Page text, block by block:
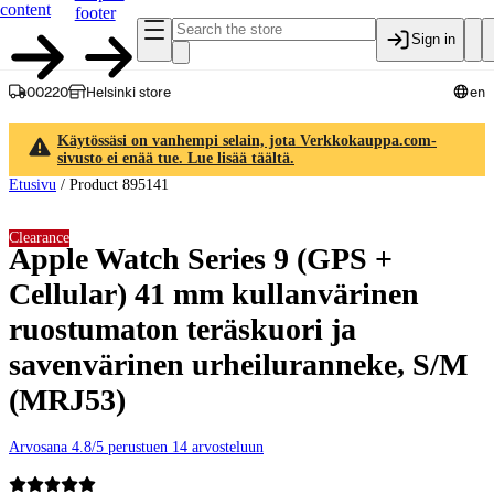
content
footer
Sign in
00220 Helsinki store en
Käytössäsi on vanhempi selain, jota Verkkokauppa.com-
sivusto ei enää tue. Lue lisää täältä.
Etusivu / Product 895141
Apple Watch Series 9 (GPS +
Cellular) 41 mm kullanvärinen
ruostumaton teräskuori ja
savenvärinen urheiluranneke, S/M
(MRJ53)
Arvosana 4.8/5 perustuen 14 arvosteluun
Clearance